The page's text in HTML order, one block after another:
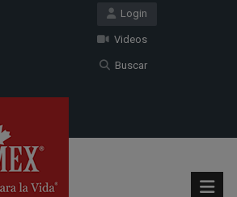
Login
Videos
Buscar